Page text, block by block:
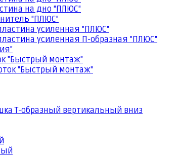
на дно "ПЛЮС"
"ПЛЮС"
усиленная "ПЛЮС"
усиленная П-образная "ПЛЮС"
"Быстрый монтаж"
"Быстрый монтаж"
Т-образный вертикальный вниз